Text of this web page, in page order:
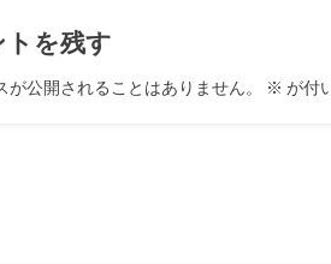
トを残す
が公開されることはありません。 ※ が付